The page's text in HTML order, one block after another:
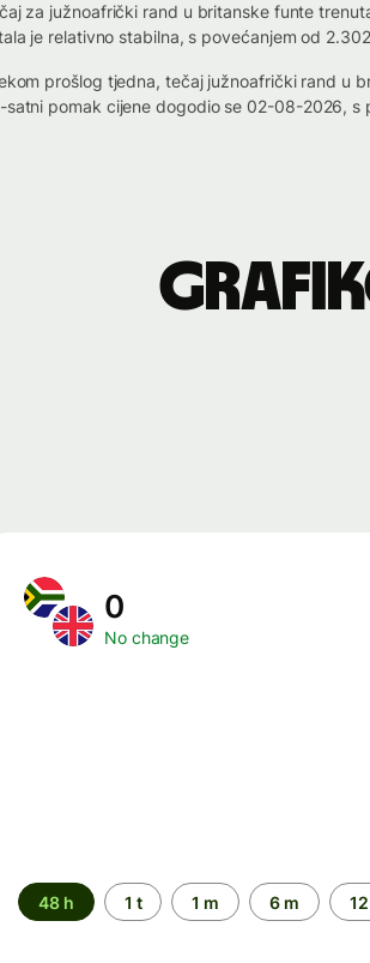
za južnoafrički rand u britanske funte
je relativno stabilna, s povećanjem od
prošlog tjedna, tečaj južnoafrički rand u
satni pomak cijene dogodio se 02-08-2026, s
0
No change
Time
period
48 h 1 t 1 m 6 m